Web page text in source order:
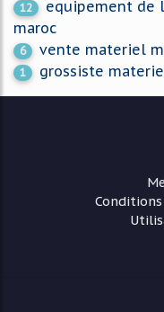
12
equipement de
maroc
6 vente materiel
1 grossiste